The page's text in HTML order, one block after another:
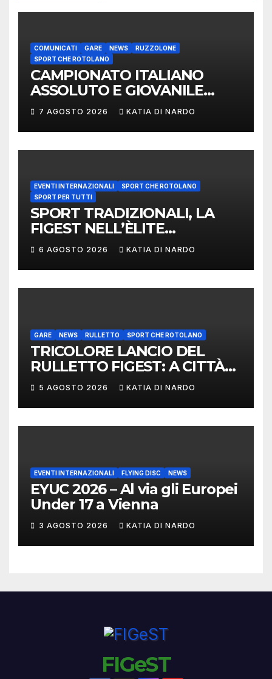
COMUNICATI GARE NEWS
RUZZOLONE
SPORT CHE ROTOLANO
CAMPIONATO ITALIANO
ASSOLUTO E GIOVANILE
LANCIO DEL RUZZOLONE
7 AGOSTO 2026 KATIA DI NARDO
EVENTI INTERNAZIONALI
SPORT CHE ROTOLANO
SPORT PER TUTTI
SPORT TRADIZIONALI, LA
FIGEST NELL’ÈLITE
MONDIALE: LA
DELEGAZIONE ITALIANA
PROTAGONISTA AL
CONVEGNO TAFISA A
6 AGOSTO 2026 KATIA DI NARDO
GARE NEWS RULLETTO SPORT CHE ROTOLANO
TRICOLORE LANCIO DEL
RULLETTO FIGEST: A CITTÀ
DI CASTELLO VINCONO
MARCHIGIANI ED UMBRI
5 AGOSTO 2026 KATIA DI NARDO
EVENTI INTERNAZIONALI FLYING DISC NEWS
EYUC 2026 – Al via gli Europei
Under 17 a Vienna
3 AGOSTO 2026 KATIA DI NARDO
FIGeST